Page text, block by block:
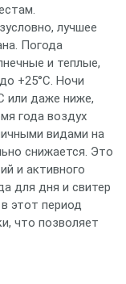
лучшее
Погода
и теплые,
+25°C. Ночи
или даже ниже,
года воздух
видами на
снижается. Это
и активного
для дня и свитер
этот период
что позволяет